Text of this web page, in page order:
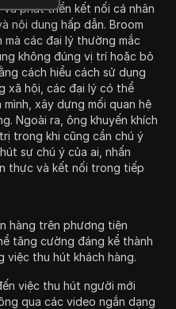
phát triển kết nối cá nhân
nội dung hấp dẫn. Broom
mà các đại lý thường mắc
không đúng vị trí hoặc bỏ
cách hiểu cách sử dụng
xã hội, các đại lý có thể
xây dựng mối quan hệ
Ngoài ra, ông khuyến khích
trong khi cũng cần chú ý
sự chú ý của ai, nhấn
thực và kết nối trong tiếp
hàng trên phương tiện
tăng cường đáng kể thành
việc thu hút khách hàng.
việc thu hút người mới
qua các video ngắn dạng